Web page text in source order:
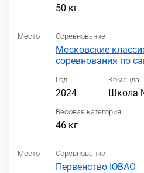
50 кг
Место Соревнование
Московские
соревнования по
Год
2024
Команда
Школа
Весовая категория
46 кг
Место Соревнование
Первенство ЮВАО